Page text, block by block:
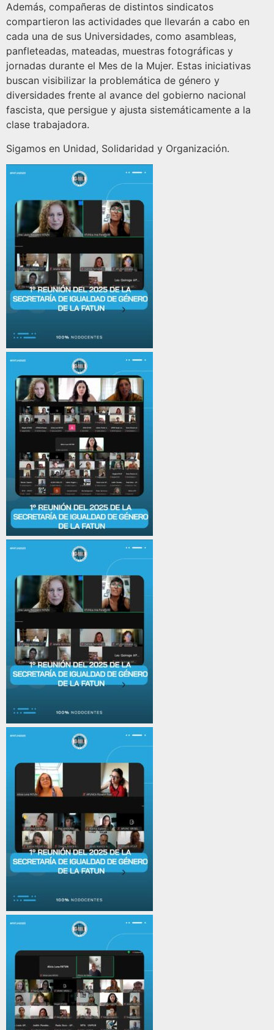
Además, compañeras de distintos sindicatos
compartieron las actividades que llevarán a cabo en
cada una de sus Universidades, como asambleas,
panfleteadas, mateadas, muestras fotográficas y
jornadas durante el Mes de la Mujer. Estas iniciativas
buscan visibilizar la problemática de género y
diversidades frente al avance del gobierno nacional
fascista, que persigue y ajusta sistemáticamente a la
clase trabajadora.
Sigamos en Unidad, Solidaridad y Organización.